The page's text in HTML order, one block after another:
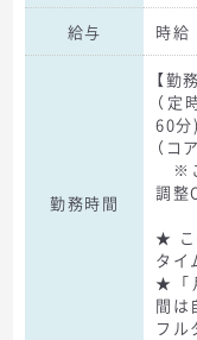
給与 時給
勤務時間
【勤
（
60分)
（コ
※
調整
★ こ
タイ
★「
間は
フル